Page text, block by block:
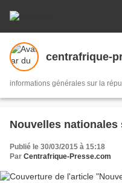
centrafrique-
informations générales sur la
Nouvelles nationales
Publié le 30/03/2015 à 15:18
Par Centrafrique-Presse.com